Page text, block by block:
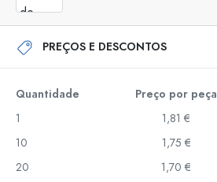
PREÇOS E DESCONTOS
Quantidade Preço por peça
1
1,81 €
10
1,75 €
20
1,70 €